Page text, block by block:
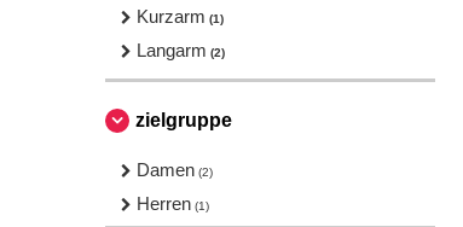
Kurzarm (1)
Langarm (2)
zielgruppe
Damen (2)
Herren (1)